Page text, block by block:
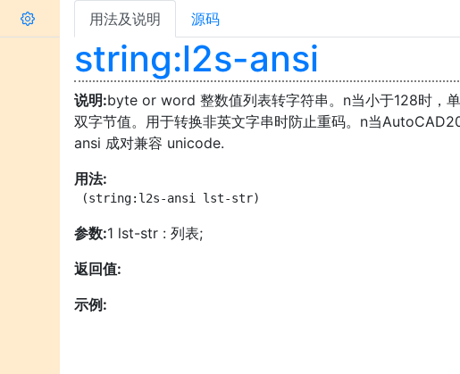
用法及说明 源码
string:l2s-ansi
说明:byte or word 整数值列表转字符串。n当小于128时，
双字节值。用于转换非英文字串时防止重码。n当
ansi 成对兼容 unicode.
用法:
(string:l2s-ansi lst-str)
参数:1 lst-str : 列表;
返回值:
示例: